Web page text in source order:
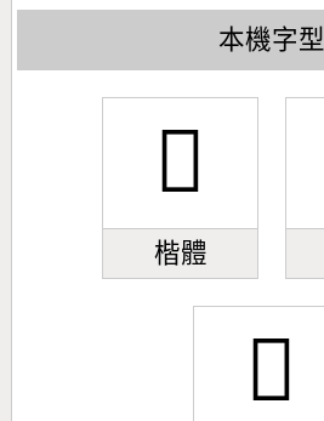
本機字型
𣊖
楷體
𣊖